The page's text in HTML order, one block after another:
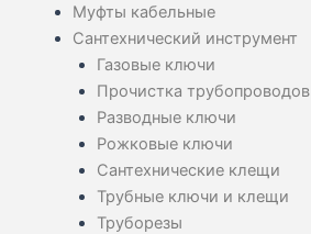
Муфты кабельные
Сантехнический инструмент
Газовые ключи
Прочистка трубопроводов
Разводные ключи
Рожковые ключи
Сантехнические клещи
Трубные ключи и клещи
Труборезы